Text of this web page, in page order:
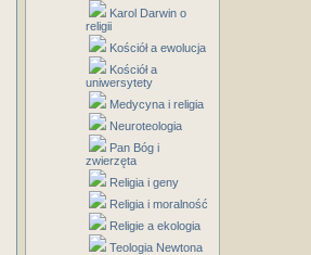
Karol Darwin o
religii
Kościół a ewolucja
Kościół a
uniwersytety
Medycyna i religia
Neuroteologia
Pan Bóg i
zwierzęta
Religia i geny
Religia i moralność
Religie a ekologia
Teologia Newtona